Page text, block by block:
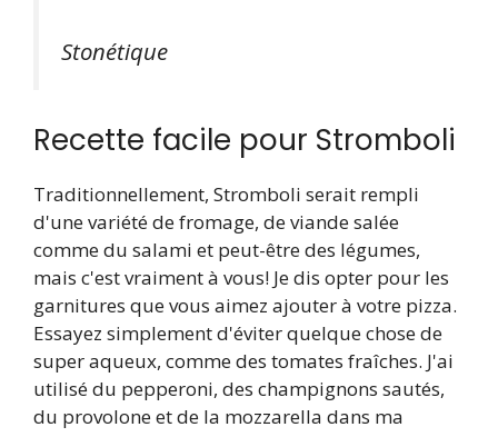
Stonétique
Recette facile pour Stromboli
Traditionnellement, Stromboli serait rempli
d'une variété de fromage, de viande salée
comme du salami et peut-être des légumes,
mais c'est vraiment à vous! Je dis opter pour les
garnitures que vous aimez ajouter à votre pizza.
Essayez simplement d'éviter quelque chose de
super aqueux, comme des tomates fraîches. J'ai
utilisé du pepperoni, des champignons sautés,
du provolone et de la mozzarella dans ma